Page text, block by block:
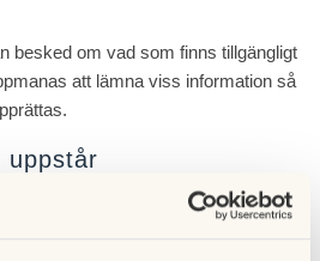
besked om vad som finns tillgängligt
att lämna viss information så
uppstår
parkeringsplats och vill hyra en